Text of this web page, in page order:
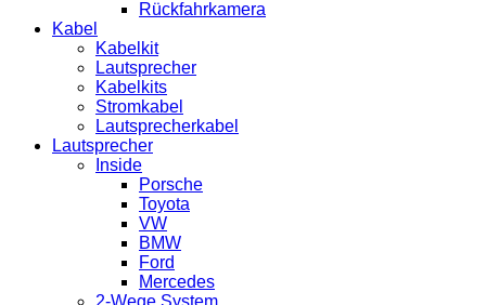
Rückfahrkamera
Kabel
Kabelkit
Lautsprecher
Kabelkits
Stromkabel
Lautsprecherkabel
Lautsprecher
Inside
Porsche
Toyota
VW
BMW
Ford
Mercedes
2-Wege System